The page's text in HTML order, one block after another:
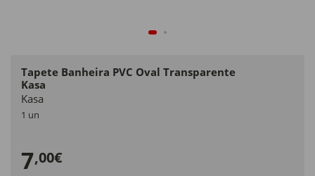
Tapete Banheira PVC Oval Transparente
Kasa
Kasa
1 un
7,00€